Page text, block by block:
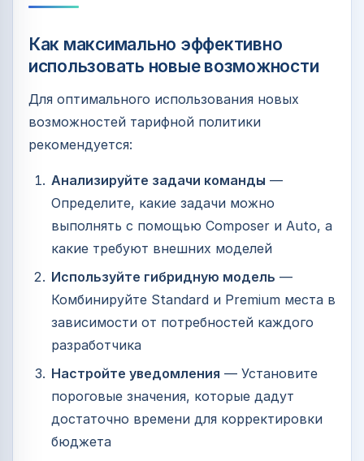
Как максимально эффективно
использовать новые возможности
Для оптимального использования новых
возможностей тарифной политики
рекомендуется:
Анализируйте задачи команды —
Определите, какие задачи можно
выполнять с помощью Composer и Auto, а
какие требуют внешних моделей
Используйте гибридную модель —
Комбинируйте Standard и Premium места в
зависимости от потребностей каждого
разработчика
Настройте уведомления — Установите
пороговые значения, которые дадут
достаточно времени для корректировки
бюджета